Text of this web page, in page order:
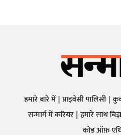
हमारे बारे में प्राइवेसी पालिसी
सन्मार्ग में करियर हमारे साथ
कोड ऑफ़